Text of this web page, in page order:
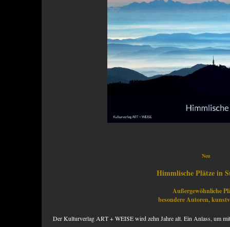
Neu
Himmlische Plätze in
Außergewöhnliche
besondere Autoren,
Der Kulturverlag ART+WEISEwird zehn Jahre alt. Ein Anlass, um